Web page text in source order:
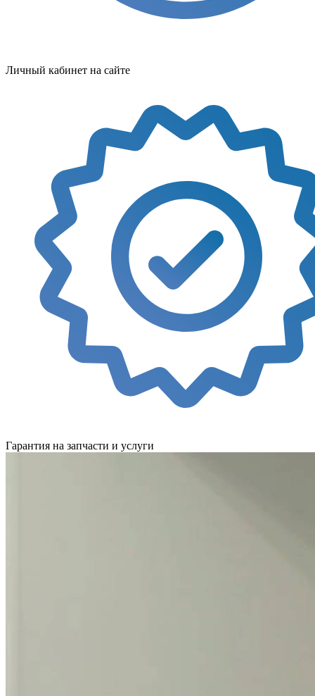
Личный кабинет на сайте
Гарантия на запчасти и услуги